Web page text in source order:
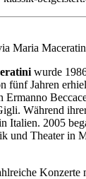
Maria
wurde
fünf Jahren
Während
Italien. 2005
und Theater in
Konzerte